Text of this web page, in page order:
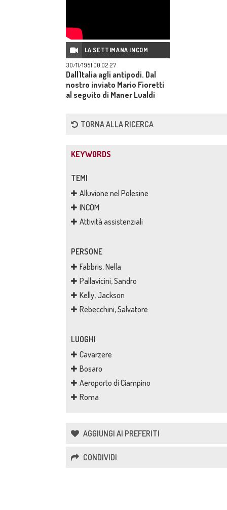
LA SETTIMANA INCOM
30/11/1951 00:02:27
Dall'Italia agli antipodi. Dal
nostro inviato Mario Fioretti
al seguito di Maner Lualdi
Nuova Delhi.
TORNA ALLA RICERCA
KEYWORDS
TEMI
Alluvione nel Polesine
INCOM
Attività assistenziali
PERSONE
Fabbris, Nella
Pallavicini, Sandro
Kelly, Jackson
Rebecchini, Salvatore
LUOGHI
Cavarzere
Bosaro
Aeroporto di Ciampino
Roma
AGGIUNGI AI PREFERITI
CONDIVIDI